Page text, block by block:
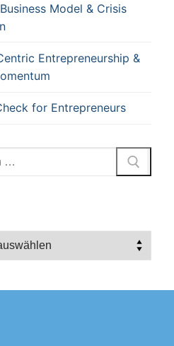
Model & Crisis
Entrepreneurship &
for Entrepreneurs